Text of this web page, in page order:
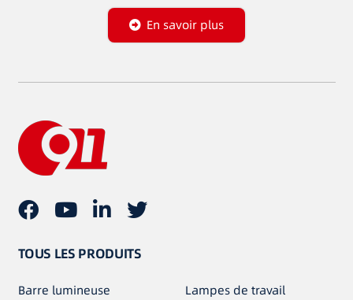
En savoir plus
TOUS LES PRODUITS
Barre lumineuse Lampes de travail